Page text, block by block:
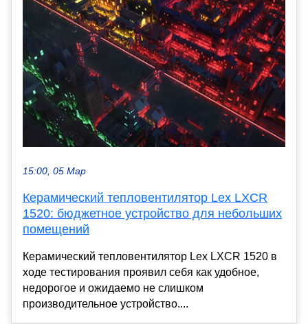
15:00, 05 Мар
Керамический тепловентилятор Lex LXCR
1520: бюджетное устройство для небольших
помещений
Керамический тепловентилятор Lex LXCR 1520 в
ходе тестирования проявил себя как удобное,
недорогое и ожидаемо не слишком
производительное устройство....